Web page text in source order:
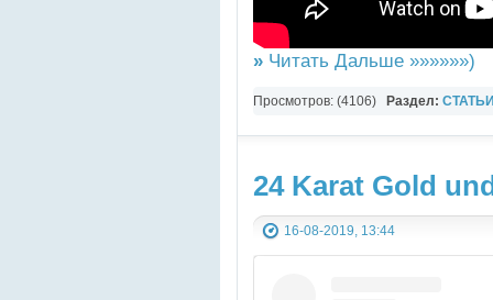
» Читать Дальше »»»»»»)
Просмотров: (4106) Раздел:
24 Karat Gold
16-08-2019, 13:44